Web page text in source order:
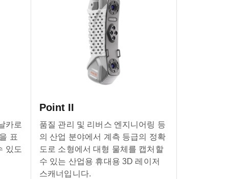
카로
표
있도
Point II
품질 관리 및 리버스 엔지니어링 등
의 산업 분야에서 계측 등급의 정확
도로 소형에서 대형 물체를 캡처할
수 있는 산업용 휴대용 3D 레이저
스캐너입니다.